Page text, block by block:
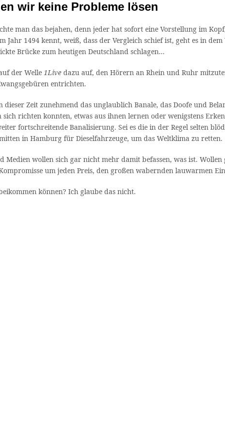
wir keine Probleme lösen
man das bejahen, denn jeder hat sofort eine Vorstellung im
Jahr 1494 kennt, weiß, dass der Vergleich schief ist, geht es in
Brücke zum heutigen Deutschland schlagen…
der Welle 1Live dazu auf, den Hörern an Rhein und Ruhr
entrichten.
Zeit zunehmend das unglaublich Banale, das Doofe und
richten konnten, etwas aus ihnen lernen oder wenigstens
fortschreitende Banalisierung. Sei es die in der Regel selten
in Hamburg für Dieselfahrzeuge, um das Weltklima zu retten.
Medien wollen sich gar nicht mehr damit befassen, was ist.
um jeden Preis, den großen wabernden lauwarmen
können? Ich glaube das nicht.